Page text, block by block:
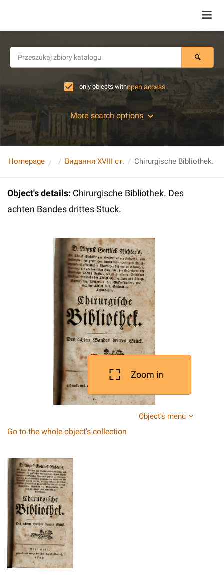
only objects withopen access
More search options
Homepage Видання XVIII ст.
Object's details: Chirurgische Bibliothek. Des
achten Bandes drittes Stuck.
Zoom in
Object's menu
Go to the whole object's collection